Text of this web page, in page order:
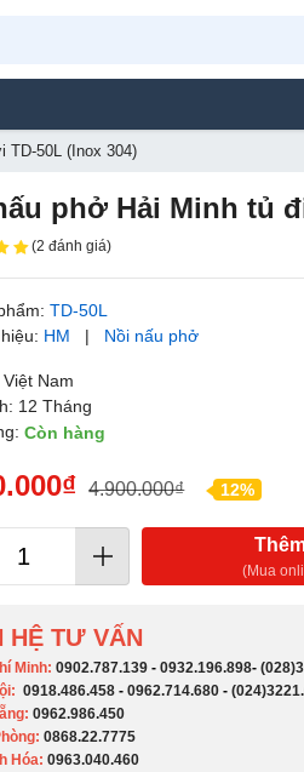
Máy
TD-50L (Inox 304)
phở Hải Minh tủ
(2 đánh giá)
TD-50L
HM | Nồi nấu phở
Nam
12 Tháng
Còn hàng
4.900.000₫ 12%
(Mua
HỆ TƯ VẤN
Minh:0902.787.139 -0932.196.898-
0918.486.458 -0962.714.680 -
0962.986.450
0868.22.7775
Hóa:0963.040.460